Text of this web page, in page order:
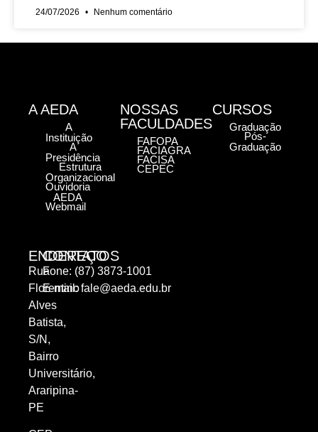
24/07/2026 Nenhum comentário
ENDEREÇO
Rua
Florentino
Alves
Batista,
S/N,
Bairro
Universitário,
Araripina-
PE
CONTATOS
Fone: (87) 3873-1001
E-mail:fale@aeda.edu.br
A AEDA
A
Instituição
A
Presidência
Estrutura
Organizacional
Ouvidoria
AEDA
Webmail
NOSSAS
FACULDADES
FAFOPA
FACIAGRA
FACISA
CEPEC
CURSOS
Graduação
Pós-
Graduação